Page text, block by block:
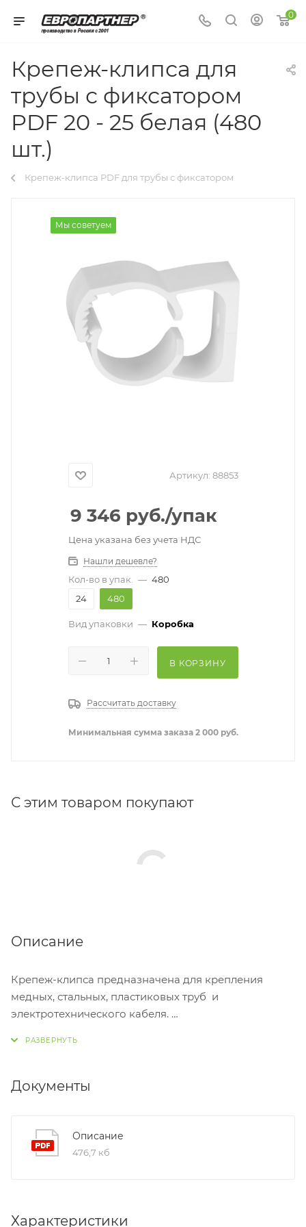
0
Крепеж-клипса для
трубы с фиксатором
PDF 20 - 25 белая (480
шт.)
Крепеж-клипса PDF для трубы с фиксатором
Мы советуем
Артикул: 88853
9 346 руб./упак
Цена указана без учета НДС
Нашли дешевле?
Кол-во в упак. — 480
24
480
Вид упаковки — Коробка
В КОРЗИНУ
Рассчитать доставку
Минимальная сумма заказа 2 000 руб.
С этим товаром покупают
Описание
Крепеж-клипса предназначена для крепления
медных, стальных, пластиковых труб и
электротехнического кабеля.
и облегчает демонтаж;
- возможность повторного использования;
- допуск по диаметру прикрепляемых труб.
Документы
Описание
476,7 кб
Характеристики